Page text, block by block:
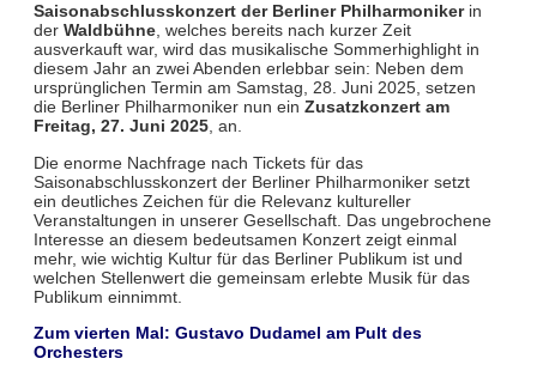
Saisonabschlusskonzert der Berliner Philharmonikerin
der Waldbühne, welches bereits nach kurzer Zeit
ausverkauft war, wird das musikalische Sommerhighlight in
diesem Jahr an zwei Abenden erlebbar sein: Neben dem
ursprünglichen Termin am Samstag, 28. Juni 2025, setzen
die Berliner Philharmoniker nun ein Zusatzkonzert am
Freitag, 27. Juni 2025, an.
Die enorme Nachfrage nach Tickets für das
Saisonabschlusskonzert der Berliner Philharmoniker setzt
ein deutliches Zeichen für die Relevanz kultureller
Veranstaltungen in unserer Gesellschaft. Das ungebrochene
Interesse an diesem bedeutsamen Konzert zeigt einmal
mehr, wie wichtig Kultur für das Berliner Publikum ist und
welchen Stellenwert die gemeinsam erlebte Musik für das
Publikum einnimmt.
Zum vierten Mal: Gustavo Dudamel am Pult des
Orchesters